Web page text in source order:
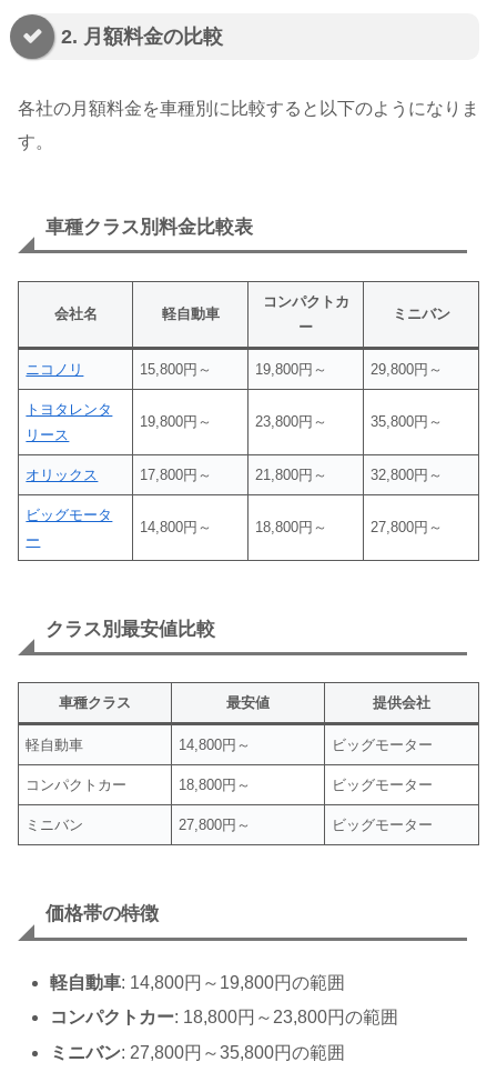
2. 月額料金の比較
各社の月額料金を車種別に比較すると以下のようになりま
す。
車種クラス別料金比較表
会社名 軽自動車
コンパクトカ
ー
ミニバン
ニコノリ 15,800円～ 19,800円～ 29,800円～
トヨタレンタ
リース
19,800円～ 23,800円～ 35,800円～
オリックス 17,800円～ 21,800円～ 32,800円～
ビッグモータ
ー
14,800円～ 18,800円～ 27,800円～
クラス別最安値比較
車種クラス 最安値 提供会社
軽自動車 14,800円～ ビッグモーター
コンパクトカー 18,800円～ ビッグモーター
ミニバン 27,800円～ ビッグモーター
価格帯の特徴
軽自動車: 14,800円～19,800円の範囲
コンパクトカー: 18,800円～23,800円の範囲
ミニバン: 27,800円～35,800円の範囲